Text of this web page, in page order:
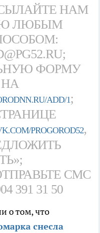
НАМ
ЛЮБЫМ
ФОРМУ
НА
ADD/1;
PROGOROD52,
СМС
391 31 50
о том, что
снесла